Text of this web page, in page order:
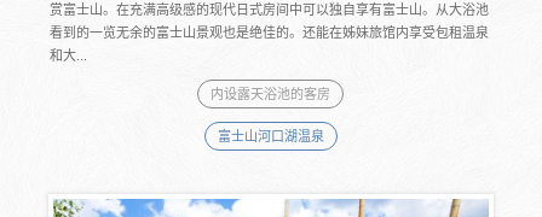
赏富士山。在充满高级感的现代日式房间中可以独自享有富士山。从大浴池
看到的一览无余的富士山景观也是绝佳的。还能在姊妹旅馆内享受包租温泉
和大...
内设露天浴池的客房
富士山河口湖温泉